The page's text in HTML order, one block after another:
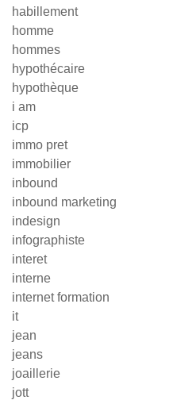
habillement
homme
hommes
hypothécaire
hypothèque
i am
icp
immo pret
immobilier
inbound
inbound marketing
indesign
infographiste
interet
interne
internet formation
it
jean
jeans
joaillerie
jott